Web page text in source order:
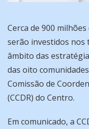
Cerca de 900
serão investidos
âmbito das
das oito
Comissão de
(CCDR) do Centro.
Em comunicado, a